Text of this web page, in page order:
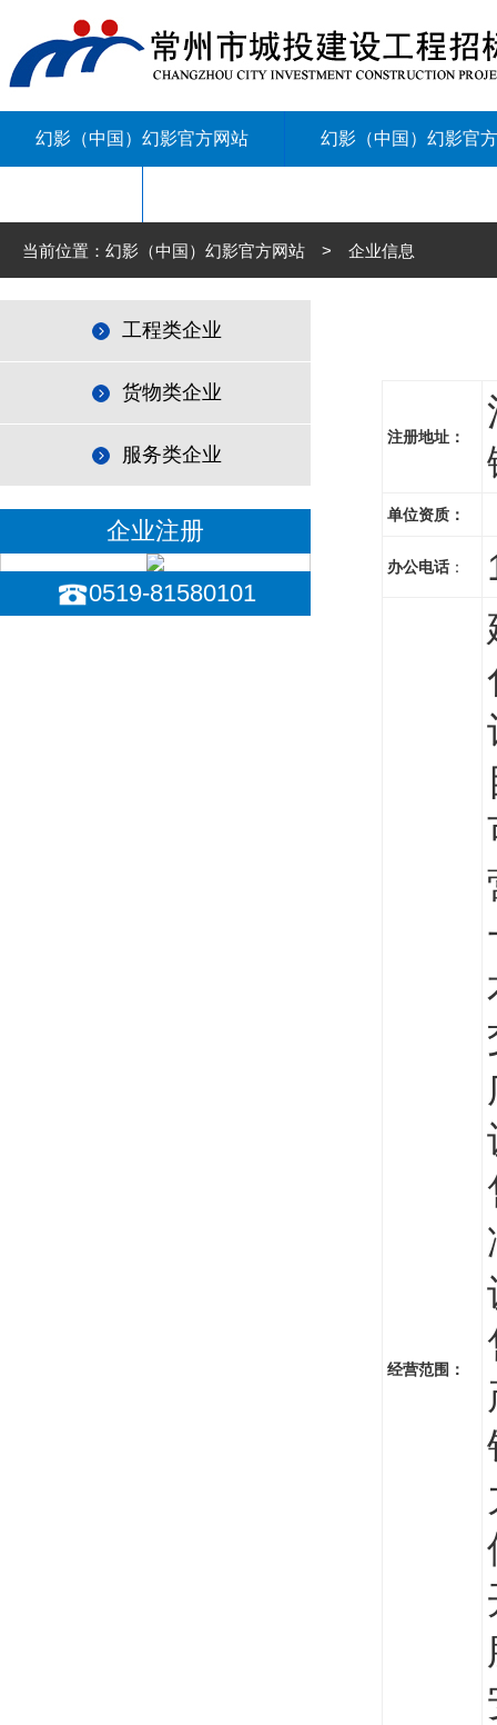
幻影（中国）幻影官方网站 幻影（中国）幻影官
当前位置：幻影（中国）幻影官方网站 > 企业信息
工程类企业
货物类企业
服务类企业
企业注册
0519-81580101
注册地址：
单位资质：
办公电话 ：
经营范围：